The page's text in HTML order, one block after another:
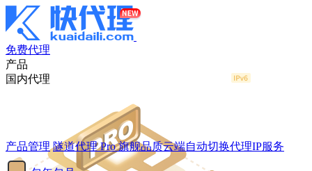
免费代理
产品
国内代理
产品管理 隧道代理Pro 旗舰品质云端自动切换代理IP服务